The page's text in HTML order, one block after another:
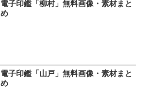
電子印鑑「柳村」無料画像・素材まと
め
電子印鑑「山戸」無料画像・素材まと
め